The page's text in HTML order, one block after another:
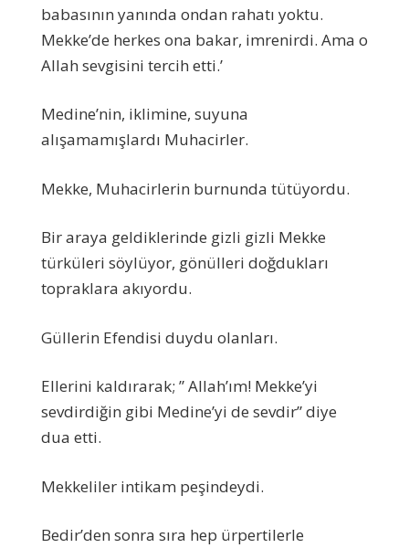
babasının yanında ondan rahatı yoktu.
Mekke’de herkes ona bakar, imrenirdi. Ama o
Allah sevgisini tercih etti.’
Medine’nin, iklimine, suyuna
alışamamışlardı Muhacirler.
Mekke, Muhacirlerin burnunda tütüyordu.
Bir araya geldiklerinde gizli gizli Mekke
türküleri söylüyor, gönülleri doğdukları
topraklara akıyordu.
Güllerin Efendisi duydu olanları.
Ellerini kaldırarak; ” Allah’ım! Mekke’yi
sevdirdiğin gibi Medine’yi de sevdir” diye
dua etti.
Mekkeliler intikam peşindeydi.
Bedir’den sonra sıra hep ürpertilerle